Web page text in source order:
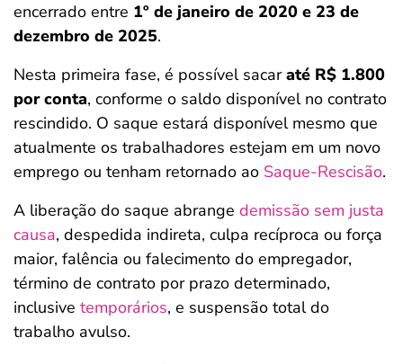
encerrado entre 1º de janeiro de 2020 e 23 de
dezembro de 2025.
Nesta primeira fase, é possível sacaraté R$ 1.800
por conta, conforme o saldo disponível no contrato
rescindido. O saque estará disponível mesmo que
atualmente os trabalhadores estejam em um novo
emprego ou tenham retornado ao Saque-Rescisão.
A liberação do saque abrange demissão sem justa
causa, despedida indireta, culpa recíproca ou força
maior, falência ou falecimento do empregador,
término de contrato por prazo determinado,
inclusive temporários, e suspensão total do
trabalho avulso.